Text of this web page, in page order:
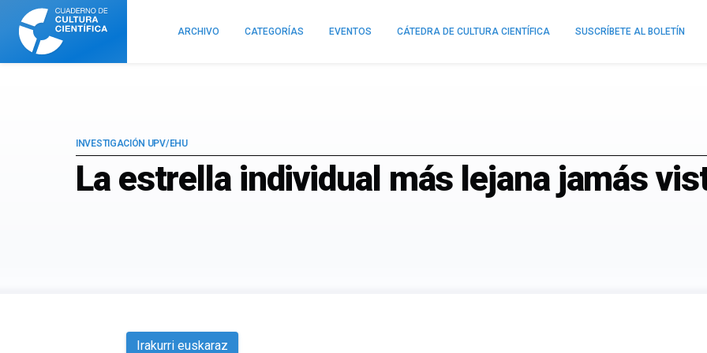
Cuaderno
Cultura
Científica
ARCHIVO CATEGORÍAS EVENTOS CÁTEDRA DE CULTURA CIENTÍFICA SUSCRÍBETE AL BOLETÍN
La estrella individual más lejana jamás
INVESTIGACIÓN UPV/EHU
Irakurri euskaraz